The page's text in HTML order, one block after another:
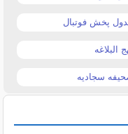
پخش فوتبال
البلاغه
سجادیه